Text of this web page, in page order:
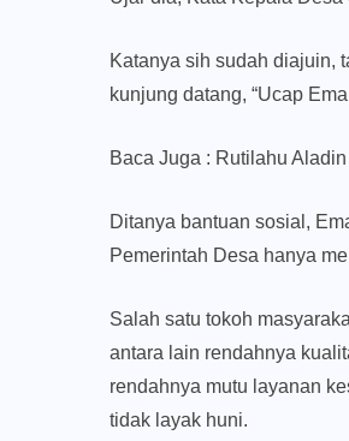
Katanya sih sudah diajuin,
kunjung datang, “Ucap
Baca Juga : Rutilahu
Ditanya bantuan sosial,
Pemerintah Desa hanya
Salah satu tokoh
antara lain rendahnya
rendahnya mutu layanan
tidak layak huni.